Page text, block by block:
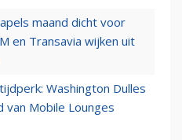
maand dicht voor
en Transavia wijken uit
Washington Dulles
van Mobile Lounges